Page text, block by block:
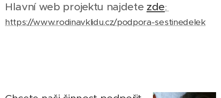
Hlavní web projektu najdete zde:
https://www.rodinavklidu.cz/podpora-sestinedelek